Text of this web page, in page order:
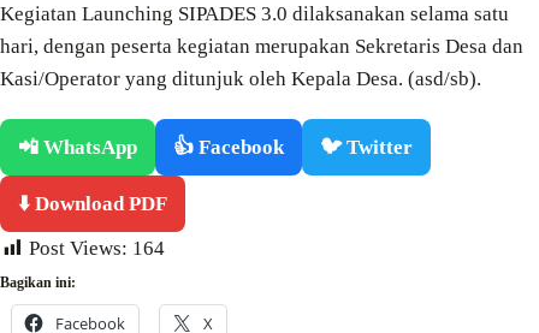
Kegiatan Launching SIPADES 3.0 dilaksanakan selama satu
hari, dengan peserta kegiatan merupakan Sekretaris Desa dan
Kasi/Operator yang ditunjuk oleh Kepala Desa. (asd/sb).
📲 WhatsApp 👍 Facebook 🐦 Twitter
⬇️ Download PDF
Post Views: 164
Bagikan ini:
Facebook X